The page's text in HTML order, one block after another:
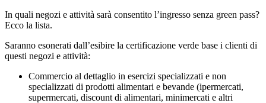
In quali negozi e attività sarà consentito l’ingresso senza green pass?
Ecco la lista.
Saranno esonerati dall’esibire la certificazione verde base i clienti di
questi negozi e attività:
Commercio al dettaglio in esercizi specializzati e non
specializzati di prodotti alimentari e bevande (ipermercati,
supermercati, discount di alimentari, minimercati e altri